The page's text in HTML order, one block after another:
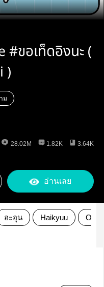
#ขอเท็ดอิงนะ (
)
ม
28.02M 1.82K 3.64K
อ่านเลย
อะอุน Haikyuu